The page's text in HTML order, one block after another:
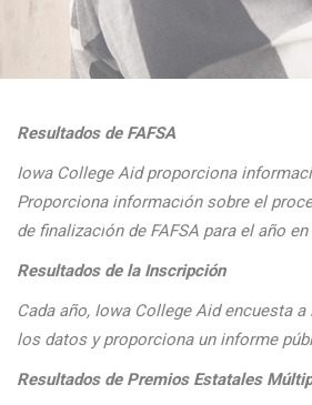
Resultados de FAFSA
Iowa College Aid proporciona informaci
Proporciona información sobre el
de finalización de FAFSA para el año
Resultados de la Inscripción
Cada año, Iowa College Aid encuesta
los datos y proporciona un informe
Resultados de Premios Estatales